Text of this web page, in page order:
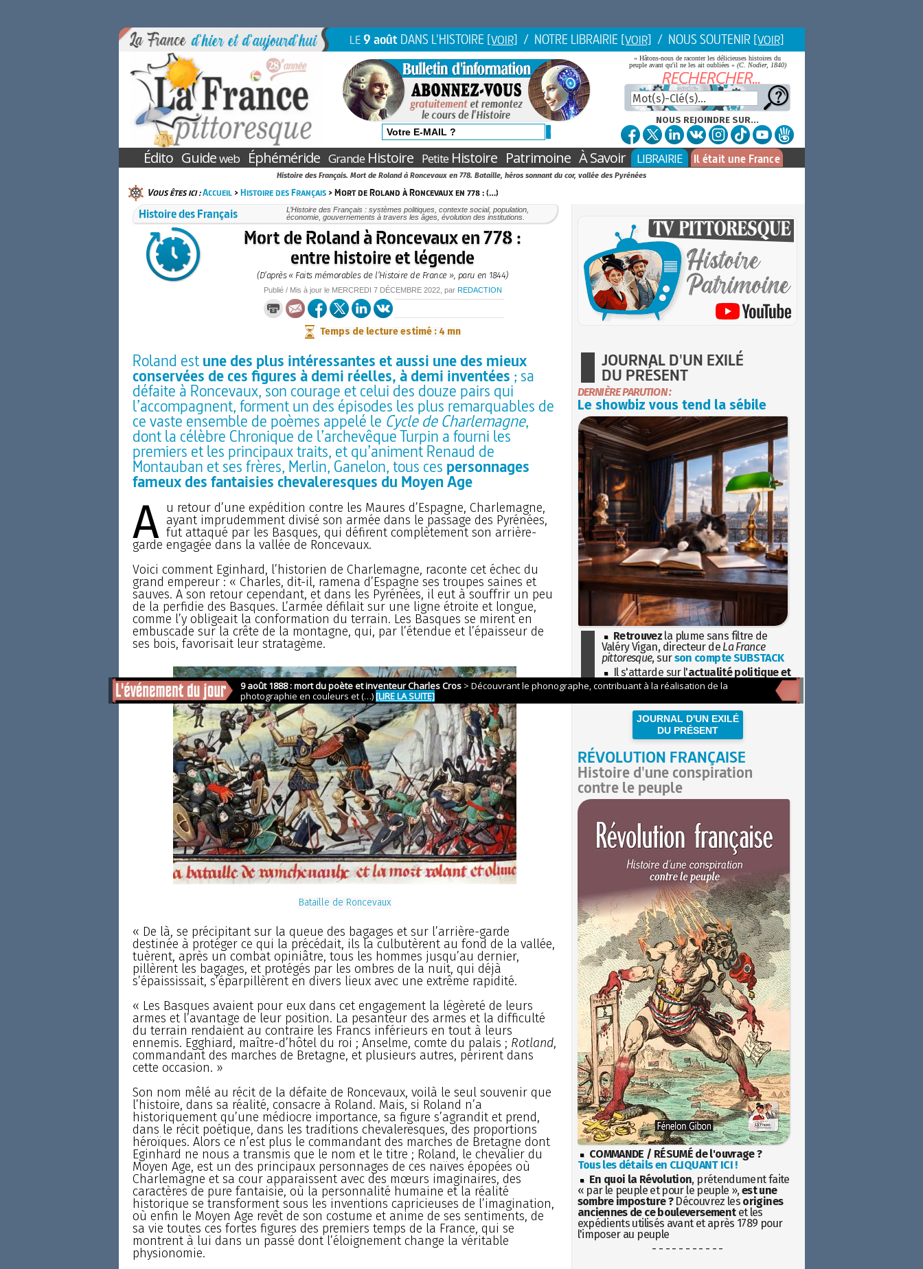
LE9 août DANS L'HISTOIRE [VOIR] / NOTRE LIBRAIRIE [VOIR] / NOUS SOUTENIR [VOIR]
« Hâtons-nous de raconter les délicieuses histoires du
peuple avant qu'il ne les ait oubliées » (C. Nodier, 1840)
NOUS REJOINDRE SUR...
Édito Guideweb Éphéméride GrandeHistoire PetiteHistoire Patrimoine À Savoir LIBRAIRIE Il était une France
Histoire des Français. Mort de Roland à Roncevaux en 778. Bataille, héros sonnant du cor, vallée des Pyrénées
Vous êtes ici :Accueil>Histoire des Français> Mort de Roland à Roncevaux en 778 : (…)
Histoire des Français
L’Histoire des Français : systèmes politiques, contexte social, population,
économie, gouvernements à travers les âges, évolution des institutions.
Mort de Roland à Roncevaux en 778 :
entre histoire et légende
(D’après « Faits mémorables de l’Histoire de France », paru en 1844)
Publié / Mis à jour le MERCREDI 7 DÉCEMBRE 2022, par REDACTION
Temps de lecture estimé : 4 mn
Roland estune des plus intéressantes et aussi une des mieux
conservées de ces figures à demi réelles, à demi inventées ; sa
défaite à Roncevaux, son courage et celui des douze pairs qui
l’accompagnent, forment un des épisodes les plus remarquables de
ce vaste ensemble de poèmes appelé le Cycle de Charlemagne,
dont la célèbre Chronique de l’archevêque Turpin a fourni les
premiers et les principaux traits, et qu’animent Renaud de
Montauban et ses frères, Merlin, Ganelon, tous ces personnages
fameux des fantaisies chevaleresques du Moyen Age
A u retour d’une expédition contre les Maures d’Espagne, Charlemagne,
ayant imprudemment divisé son armée dans le passage des Pyrénées,
fut attaqué par les Basques, qui défirent complètement son arrière-
garde engagée dans la vallée de Roncevaux.
Voici comment Eginhard, l’historien de Charlemagne, raconte cet échec du
grand empereur : « Charles, dit-il, ramena d’Espagne ses troupes saines et
sauves. A son retour cependant, et dans les Pyrénées, il eut à souffrir un peu
de la perfidie des Basques. L’armée défilait sur une ligne étroite et longue,
comme l’y obligeait la conformation du terrain. Les Basques se mirent en
embuscade sur la crête de la montagne, qui, par l’étendue et l’épaisseur de
ses bois, favorisait leur stratagème.
Bataille de Roncevaux
« De là, se précipitant sur la queue des bagages et sur l’arrière-garde
destinée à protéger ce qui la précédait, ils la culbutèrent au fond de la vallée,
tuèrent, après un combat opiniâtre, tous les hommes jusqu’au dernier,
pillèrent les bagages, et protégés par les ombres de la nuit, qui déjà
s’épaississait, s’éparpillèrent en divers lieux avec une extrême rapidité.
« Les Basques avaient pour eux dans cet engagement la légèreté de leurs
armes et l’avantage de leur position. La pesanteur des armes et la difficulté
du terrain rendaient au contraire les Francs inférieurs en tout à leurs
ennemis. Egghiard, maître-d’hôtel du roi ; Anselme, comte du palais ; Rotland,
commandant des marches de Bretagne, et plusieurs autres, périrent dans
cette occasion. »
Son nom mêlé au récit de la défaite de Roncevaux, voilà le seul souvenir que
l’histoire, dans sa réalité, consacre à Roland. Mais, si Roland n’a
historiquement qu’une médiocre importance, sa figure s’agrandit et prend,
dans le récit poétique, dans les traditions chevaleresques, des proportions
héroïques. Alors ce n’est plus le commandant des marches de Bretagne dont
Eginhard ne nous a transmis que le nom et le titre ; Roland, le chevalier du
Moyen Age, est un des principaux personnages de ces naïves épopées où
Charlemagne et sa cour apparaissent avec des mœurs imaginaires, des
caractères de pure fantaisie, où la personnalité humaine et la réalité
historique se transforment sous les inventions capricieuses de l’imagination,
où enfin le Moyen Age revêt de son costume et anime de ses sentiments, de
sa vie toutes ces fortes figures des premiers temps de la France, qui se
montrent à lui dans un passé dont l’éloignement change la véritable
physionomie.
JOURNAL D'UN EXILÉ
DU PRÉSENT
DERNIÈRE PARUTION :
Le showbiz vous tend la sébile
Retrouvez la plume sans filtre de
Valéry Vigan, directeur de La France
pittoresque, surson compte SUBSTACK
Il s'attarde sur l'actualité politique et
sociétaleavec la hauteur de vue de
JOURNAL D'UN EXILÉ
DU PRÉSENT
RÉVOLUTION FRANÇAISE
Histoire d'une conspiration
contre le peuple
COMMANDE / RÉSUMÉ de l'ouvrage ?
Tous les détails en CLIQUANT ICI !
En quoi la Révolution, prétendument faite
« par le peuple et pour le peuple », est une
sombre imposture ?Découvrez les origines
anciennes de ce bouleversementet les
expédients utilisés avant et après 1789 pour
l'imposer au peuple
- - - - - - - - - - -